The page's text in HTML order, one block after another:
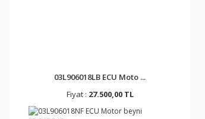
03L906018LB ECU Moto ...
Fiyat : 27.500,00 TL